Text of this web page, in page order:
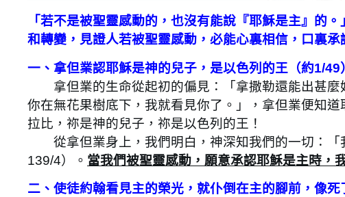
「若不是被聖靈感動的，也沒有能說『耶穌是主』的。
和轉變，見證人若被聖靈感動，必能心裏相信，口裏
一、拿但業認耶穌是神的兒子，是以色列的王（約1/49
拿但業的生命從起初的偏見：「拿撒勒還能出甚麼
你在無花果樹底下，我就看見你了。」，拿但業便知
拉比，祢是神的兒子，祢是以色列的王！
從拿但業身上，我們明白，神深知我們的一切：「
139/4）。 當我們被聖靈感動，願意承認耶穌是主時，
二、使徒約翰看見主的榮光，就仆倒在主的腳前，像死